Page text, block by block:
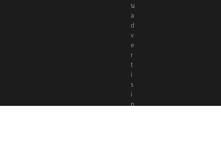
น
a
d
v
e
r
t
i
s
i
n